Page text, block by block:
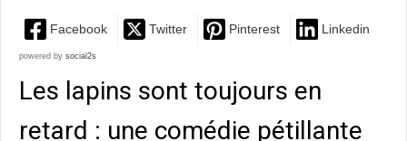
Facebook Twitter Pinterest Linkedin
powered by social2s
Les lapins sont toujours en
retard : une comédie pétillante